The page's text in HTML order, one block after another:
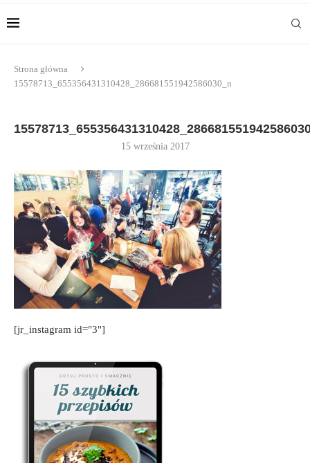
Strona główna
15578713_655356431310428_286681551942586030_n
15 września 2017
[jr_instagram id="3"]